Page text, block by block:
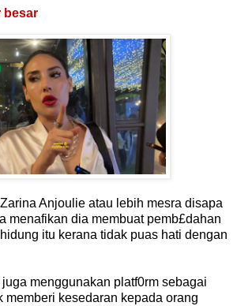
besar
Anjoulie atau lebih mesra disapa
menafikan dia membuat pemb£dahan
itu kerana tidak puas hati dengan
menggunakan platf0rm sebagai
memberi kesedaran kepada orang